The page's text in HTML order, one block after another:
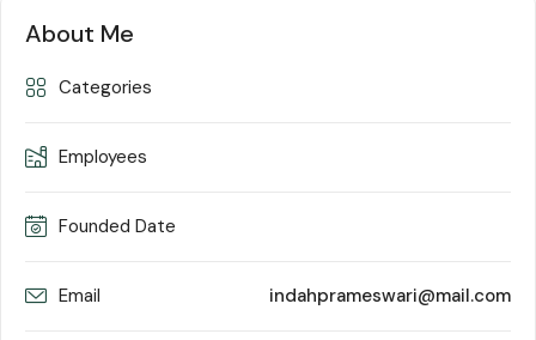
About Me
Categories
Employees
Founded Date
Email indahprameswari@mail.com